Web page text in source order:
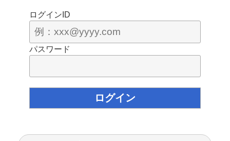
ログインID
パスワード